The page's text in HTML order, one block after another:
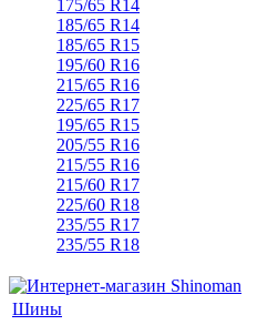
175/65 R14
185/65 R14
185/65 R15
195/60 R16
215/65 R16
225/65 R17
195/65 R15
205/55 R16
215/55 R16
215/60 R17
225/60 R18
235/55 R17
235/55 R18
Шины